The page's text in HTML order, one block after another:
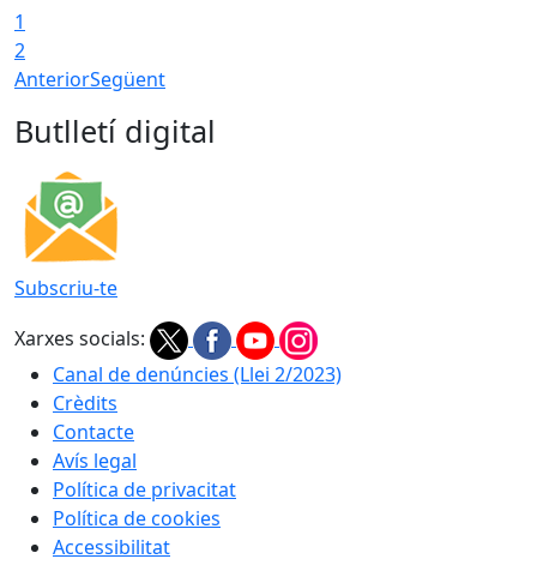
1
2
AnteriorSegüent
Butlletí digital
Subscriu-te
Xarxes socials:
Canal de denúncies (Llei 2/2023)
Crèdits
Contacte
Avís legal
Política de privacitat
Política de cookies
Accessibilitat